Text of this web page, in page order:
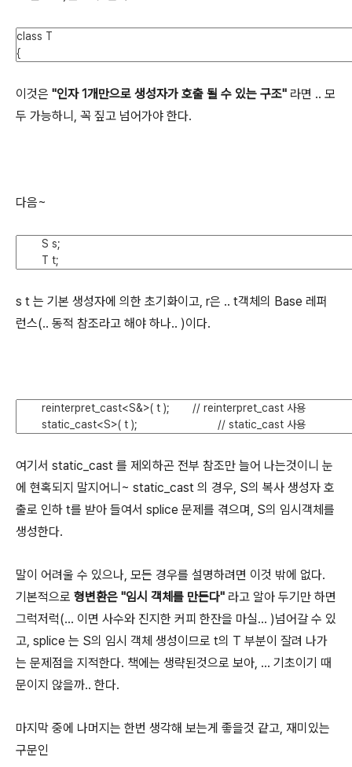
이것은 "인자 1개만으로 생성자가 호출 될 수 있는 구조" 라면 .. 모
두 가능하니, 꼭 짚고 넘어가야 한다.
다음~
s t 는 기본 생성자에 의한 초기화이고, r은 .. t객체의 Base 레퍼
런스(.. 동적 참조라고 해야 하나.. )이다.
여기서 static_cast 를 제외하곤 전부 참조만 늘어 나는것이니 눈
에 현혹되지 말지어니~ static_cast 의 경우, S의 복사 생성자 호
출로 인하 t를 받아 들여서 splice 문제를 겪으며, S의 임시객체를
생성한다.
말이 어려울 수 있으나, 모든 경우를 설명하려면 이것 밖에 없다.
기본적으로 형변환은 "임시 객체를 만든다" 라고 알아 두기만 하면
그럭저럭(... 이면 사수와 진지한 커피 한잔을 마실... )넘어갈 수 있
고, splice 는 S의 임시 객체 생성이므로 t의 T 부분이 잘려 나가
는 문제점을 지적한다. 책에는 생략된것으로 보아, ... 기초이기 때
문이지 않을까.. 한다.
마지막 중에 나머지는 한번 생각해 보는게 좋을것 같고, 재미있는
구문인